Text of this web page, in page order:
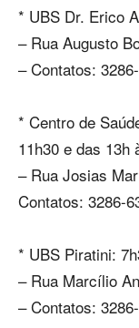
* UBS Dr. Erico
– Rua Augusto
– Contatos:
* Centro de
11h30 e das 13h
– Rua Josias
Contatos: 3286-
* UBS Piratini:
– Rua Marcílio
– Contatos: